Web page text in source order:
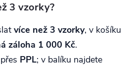
3 vzorky?
více než 3 vzorky, v košíku
záloha 1 000 Kč.
PPL; v balíku najdete